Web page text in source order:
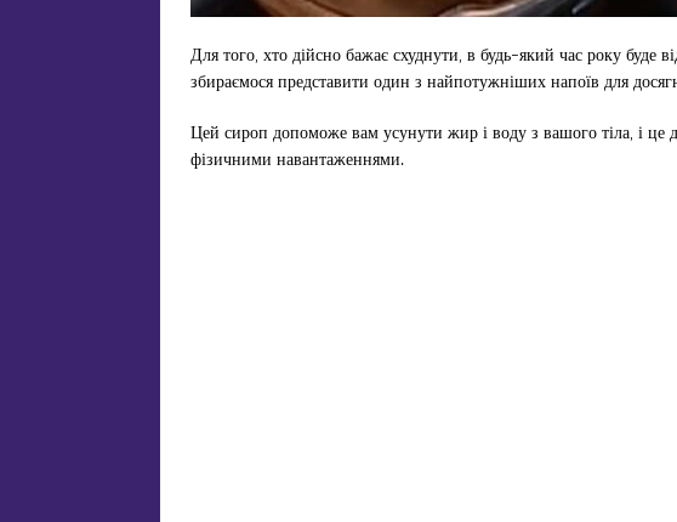
Для того, хто дійсно бажає схуднути, в будь-який час року буде
збираємося представити один з найпотужніших напоїв для
Цей сироп допоможе вам усунути жир і воду з вашого тіла, і це
фізичними навантаженнями.